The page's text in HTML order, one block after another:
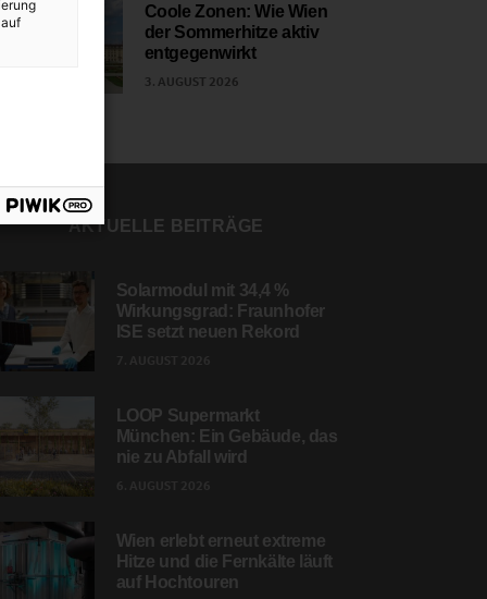
Coole Zonen: Wie Wien
der Sommerhitze aktiv
entgegenwirkt
3. AUGUST 2026
AKTUELLE BEITRÄGE
Solarmodul mit 34,4 %
Wirkungsgrad: Fraunhofer
ISE setzt neuen Rekord
LOOP Supermarkt
München: Ein Gebäude, das
nie zu Abfall wird
Wien erlebt erneut extreme
Hitze und die Fernkälte läuft
auf Hochtouren